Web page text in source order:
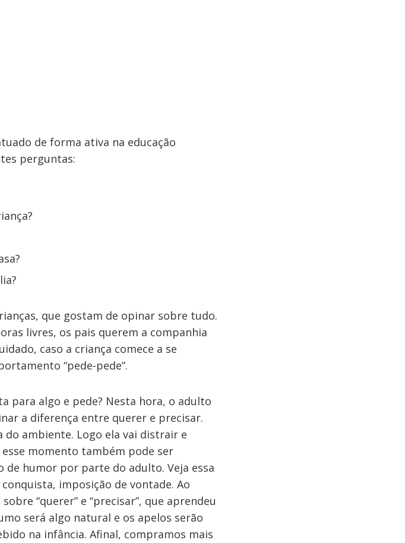
de forma ativa na educação
perguntas:
que gostam de opinar sobre tudo.
livres, os pais querem a companhia
caso a criança comece a se
“pede-pede”.
para algo e pede? Nesta hora, o adulto
a diferença entre querer e precisar.
do ambiente. Logo ela vai distrair e
momento também pode ser
de humor por parte do adulto. Veja essa
imposição de vontade. Ao
“querer” e “precisar”, que aprendeu
será algo natural e os apelos serão
na infância. Afinal, compramos mais